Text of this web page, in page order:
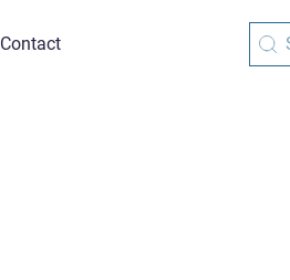
Contact